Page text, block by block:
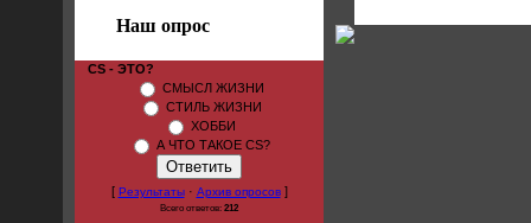
Наш опрос
CS - ЭТО?
СМЫСЛ ЖИЗНИ
СТИЛЬ ЖИЗНИ
ХОББИ
А ЧТО ТАКОЕ CS?
[ Результаты· Архив опросов]
Всего ответов: 212